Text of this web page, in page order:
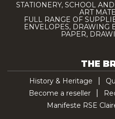
STATIONERY, SCHOOL
ART
FULL RANGE OF
ENVELOPES, DRAWING
PAPER,
THE
History & Heritage
Become a reseller
Manifeste RSE